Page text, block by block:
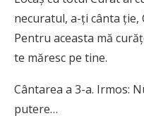
necuratul, a-ţi cânta ţie,
Pentru aceasta mă
te măresc pe tine.
Cântarea a 3-a. Irmos:
putere…